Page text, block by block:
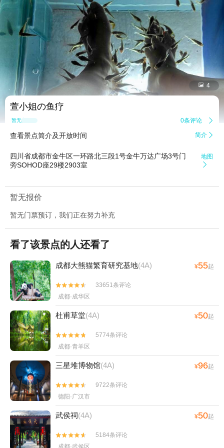
 4
萱小姐の鱼疗
暂无点评 0条评论 
查看景点简介及开放时间 简介 
四川省成都市金牛区一环路北三段1号金牛万达广场3号门
旁SOHOD座29楼2903室
地图

暂无报价
暂无门票预订，我们正在努力补充
看了该景点的人还看了
成都大熊猫繁育研究基地(4A) ¥55起


33651条评论
成都·成华区
杜甫草堂(4A) ¥50起


5774条评论
成都·青羊区
三星堆博物馆(4A) ¥96起


9722条评论
德阳·广汉市
武侯祠(4A) ¥50起


5184条评论